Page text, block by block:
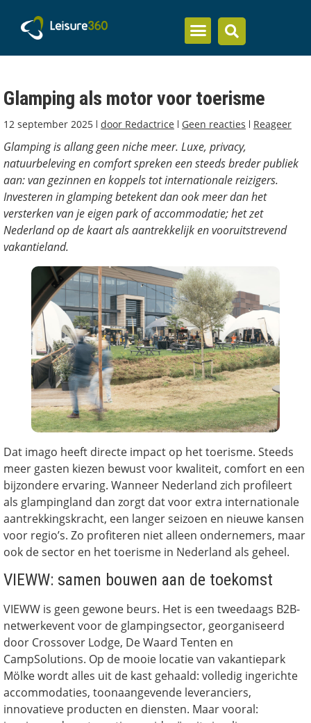
Glamping als motor voor toerisme
12 september 2025 door Redactrice Geen reacties Reageer
Glamping is allang geen niche meer. Luxe, privacy,
natuurbeleving en comfort spreken een steeds breder publiek
aan: van gezinnen en koppels tot internationale reizigers.
Investeren in glamping betekent dan ook meer dan het
versterken van je eigen park of accommodatie; het zet
Nederland op de kaart als aantrekkelijk en vooruitstrevend
vakantieland.
Dat imago heeft directe impact op het toerisme. Steeds
meer gasten kiezen bewust voor kwaliteit, comfort en een
bijzondere ervaring. Wanneer Nederland zich profileert
als glampingland dan zorgt dat voor extra internationale
aantrekkingskracht, een langer seizoen en nieuwe kansen
voor regio’s. Zo profiteren niet alleen ondernemers, maar
ook de sector en het toerisme in Nederland als geheel.
VIEWW: samen bouwen aan de toekomst
VIEWW is geen gewone beurs. Het is een tweedaags B2B-
netwerkevent voor de glampingsector, georganiseerd
door Crossover Lodge, De Waard Tenten en
CampSolutions. Op de mooie locatie van vakantiepark
Mölke wordt alles uit de kast gehaald: volledig ingerichte
accommodaties, toonaangevende leveranciers,
innovatieve producten en diensten. Maar vooral: